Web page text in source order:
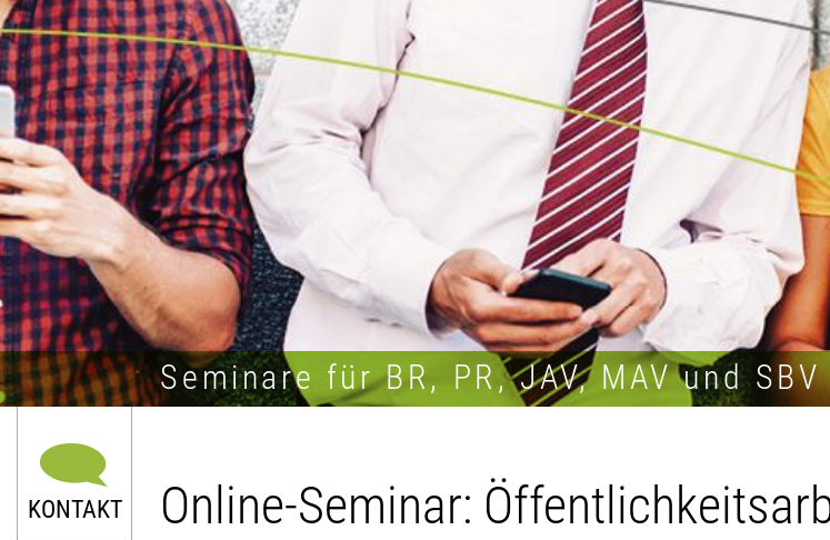
Seminare für BR, PR, JAV, MAV und SBV
KONTAKT
Online-Seminar: